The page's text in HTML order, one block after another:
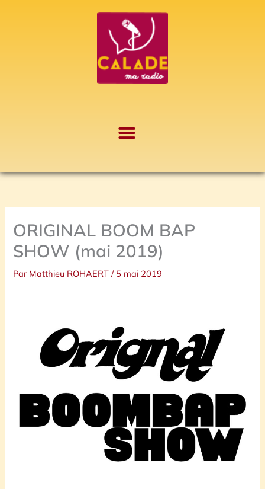
ORIGINAL BOOM BAP
SHOW (mai 2019)
Par Matthieu ROHAERT/ 5 mai 2019